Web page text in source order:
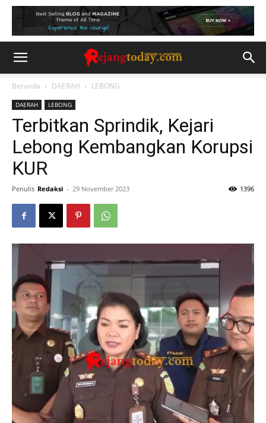
Beranda DAERAH LEBONG
DAERAH LEBONG
Terbitkan Sprindik, Kejari
Lebong Kembangkan Korupsi
KUR
Penulis Redaksi - 29 November 2023 1396